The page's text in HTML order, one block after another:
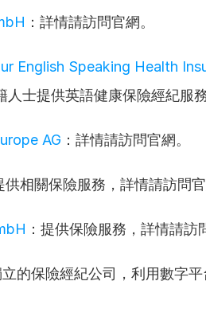
：詳情請訪問官網。
English Speaking Health
人士提供英語健康保險經紀服務
AG ：詳情請訪問官網。
供相關保險服務，詳情請訪問官
：提供保險服務，詳情請訪
立的保險經紀公司，利用數字